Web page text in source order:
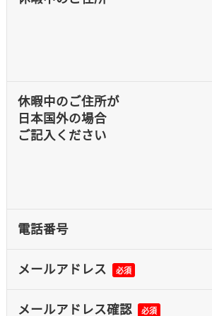
休暇中のご住所が
日本国外の場合
ご記入ください
電話番号
メールアドレス 必須
メールアドレス確認 必須